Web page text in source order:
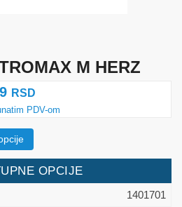
M HERZ
RSD
cena:
4.460 rsd
do
OPCIJE
1401701